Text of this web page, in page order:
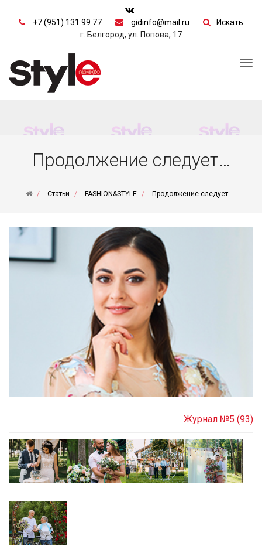
+7 (951) 131 99 77 gidinfo@mail.ru
Искать
г. Белгород, ул. Попова, 17
Продолжение следует…
Статьи FASHION&STYLE Продолжение следует…
Журнал №5 (93)